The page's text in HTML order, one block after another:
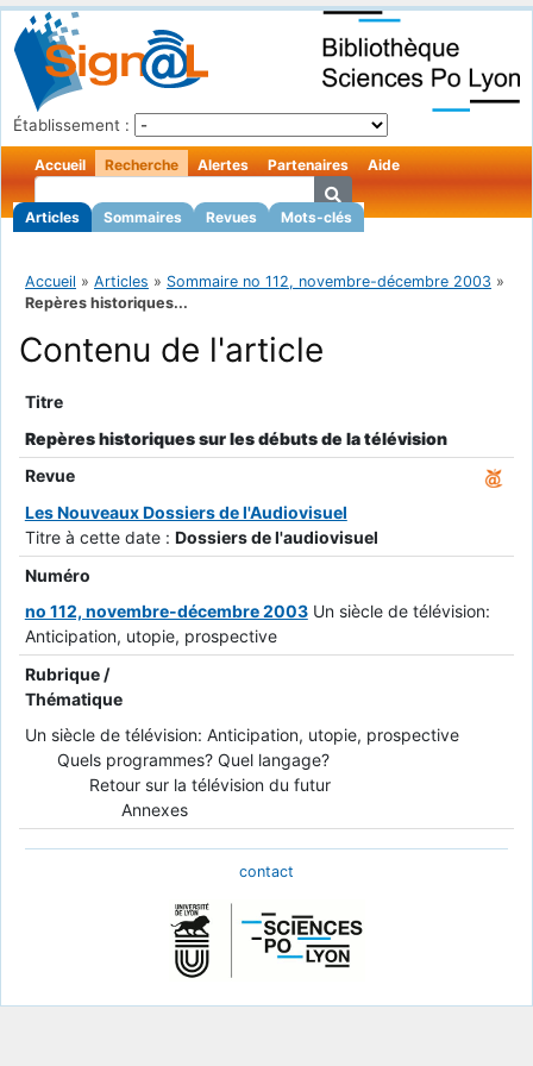
Établissement :
Accueil Recherche
Articles Sommaires Revues Mots-clés
Alertes Partenaires Aide
Accueil » Articles » Sommaire no 112, novembre-décembre 2003 »
Repères historiques...
Contenu de l'article
Titre
Repères historiques sur les débuts de la télévision
Revue
Les Nouveaux Dossiers de l'Audiovisuel
Titre à cette date : Dossiers de l'audiovisuel
Numéro
no 112, novembre-décembre 2003 Un siècle de télévision:
Anticipation, utopie, prospective
Rubrique /
Thématique
Un siècle de télévision: Anticipation, utopie, prospective
Quels programmes? Quel langage?
Retour sur la télévision du futur
Annexes
contact